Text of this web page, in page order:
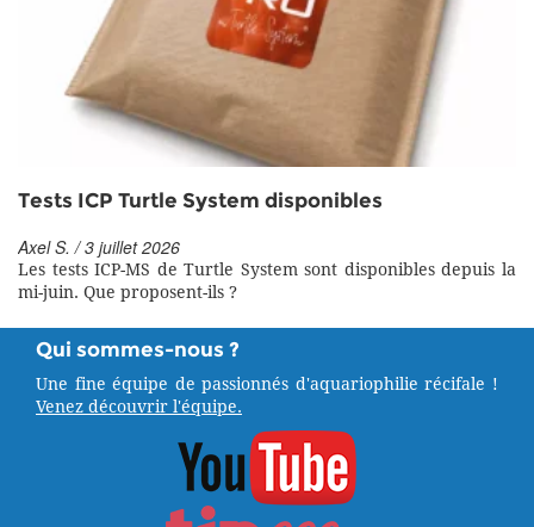
Tests ICP Turtle System disponibles
Axel S. / 3 juillet 2026
Les tests ICP-MS de Turtle System sont disponibles depuis la
mi-juin. Que proposent-ils ?
Qui sommes-nous ?
Une fine équipe de passionnés d'aquariophilie récifale !
Venez découvrir l'équipe.